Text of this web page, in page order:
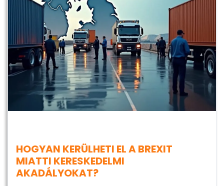
HOGYAN KERÜLHETI EL A BREXIT
MIATTI KERESKEDELMI
AKADÁLYOKAT?